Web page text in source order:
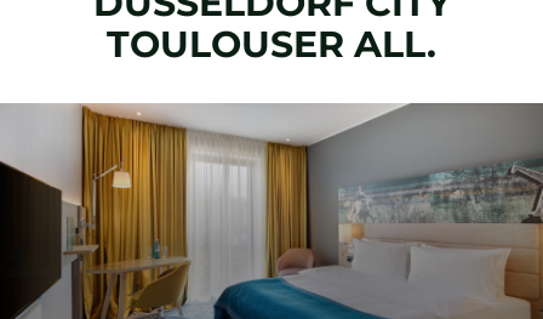
TOULOUSER ALL.